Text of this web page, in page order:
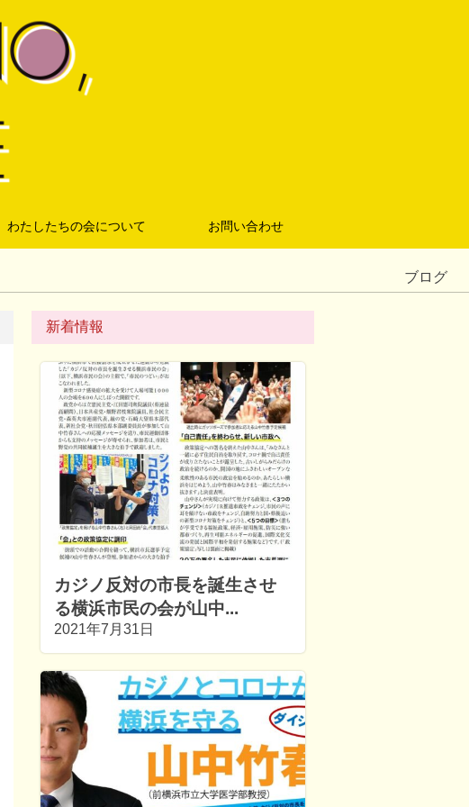
わたしたちの会について お問い合わせ
ブログ
新着情報
カジノ反対の市長を誕生させ
る横浜市民の会が山中...
2021年7月31日